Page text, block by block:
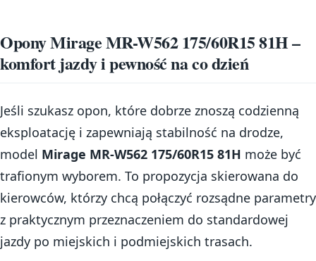
Opony Mirage MR-W562 175/60R15 81H –
komfort jazdy i pewność na co dzień
Jeśli szukasz opon, które dobrze znoszą codzienną
eksploatację i zapewniają stabilność na drodze,
model Mirage MR-W562 175/60R15 81H może być
trafionym wyborem. To propozycja skierowana do
kierowców, którzy chcą połączyć rozsądne parametry
z praktycznym przeznaczeniem do standardowej
jazdy po miejskich i podmiejskich trasach.